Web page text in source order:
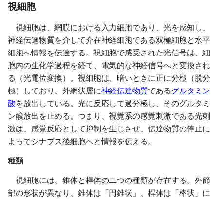
視細胞
視細胞は、網膜における入力細胞であり、光を感知し、
神経伝達物質を介して介在神経細胞である双極細胞と水平
細胞へ情報を伝達する。視細胞で感受された光信号は、細
胞内の生化学過程を経て、電気的な神経信号へと変換され
る（光電位変換）。視細胞は、暗いときに正に分極（脱分
極）しており、外網状層に神経伝達物質であるグルタミン
酸を放出している。光に反応して過分極し、そのグルタミ
ン酸放出を止める。つまり、視覚系の感覚刺激である光刺
激は、感覚反応として抑制を生じさせ、伝達物質の停止に
よってシナプス後細胞へと情報を伝える。
種類
視細胞には、錐体と桿体の二つの種類が存在する。外節
部の形状が異なり、錐体は「円錐状」、桿体は「棒状」に